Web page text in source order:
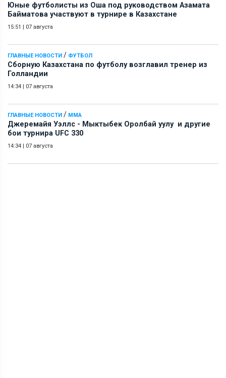
Юные футболисты из Оша под руководством Азамата
Байматова участвуют в турнире в Казахстане
15:51 | 07 августа
ГЛАВНЫЕ НОВОСТИ / ФУТБОЛ
Сборную Казахстана по футболу возглавил тренер из
Голландии
14:34 | 07 августа
ГЛАВНЫЕ НОВОСТИ / ММА
Джеремайя Уэллс - Мыктыбек Оролбай уулу и другие
бои турнира UFC 330
14:34 | 07 августа